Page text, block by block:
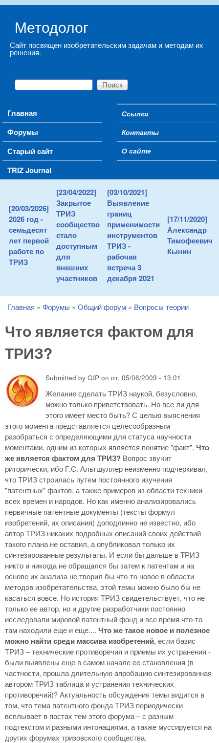
Методолог
Сайт посвящен изобретательским задачам и методам их
решения.
Форма поиска
Поиск
Main menu
Главная
Форумы
Старый сайт
TRIZ Journal
Secondary menu
Ссылки
Контакты
О сайте
[20/03/2026]
2026 год -
семьдесят
лет первой
работе по
ТРИЗ
[23/04/2022]
Закрытое
ТРИЗ
сообщество
стало
доступным
для
внешних
участников
[03/10/2021]
Выявление
границ
применимости
инструментов
ТРИЗ -
рабочая
встреча 3
декабря 2021
[17/11/2020]
Александр
Тимофеевич
Кынин
You are here
Главная » Форумы » Общий форум » Вопросы теории
Что является фактом для
ТРИЗ?
Submitted by GIP on пт, 05/06/2009 - 13:01
Желание сделать ТРИЗ наукой, безусловно,
можно только приветствовать. Но все ли для
этого имеет место быть? С целью выяснения
этого момента представляется целесообразным
разобраться с определяющими для статуса научности
моментами, одним из которых является понятие "факт". Что
же является фактом для ТРИЗ? Вопрос звучит
риторически, ибо Г.С. Альтшуллер неизменно подчеркивал,
что ТРИЗ строилась путем постоянного изучения
"патентных" фактов, а также примеров из области техники
всех времен и народов. Но как именно анализировались
первичные патентные документы (тексты формул
изобретений, их описания) доподлинно не известно, ибо
автор ТРИЗ никаких подробных описаний своих действий
такого плана не оставил, а опубликовал только их
синтезированные результаты. И если бы дальше в ТРИЗ
никто и никогда не обращался бы затем к патентам и на
основе их анализа не творил бы что-то новое в области
методов изобретательства, этой темы можно было бы не
касаться вовсе. Но история ТРИЗ свидетельствует, что не
только ее автор, но и другие разработчики постоянно
исследовали мировой патентный фонд и все время что-то
там находили еще и еще.... Что же такое новое и полезное
можно найти среди массива изобретений, если базис
ТРИЗ – технические противоречия и приемы их устранения -
были выявлены еще в самом начале ее становления (в
частности, прошла длительную апробацию синтезированная
автором ТРИЗ таблица и устранения технических
противоречий)? Актуальность обсуждения темы видится в
том, что тема патентного фонда ТРИЗ периодически
всплывает в постах тем этого форума – с разным
подтекстом и разными интонациями, а также муссируется на
других форумах тризовского сообщества.